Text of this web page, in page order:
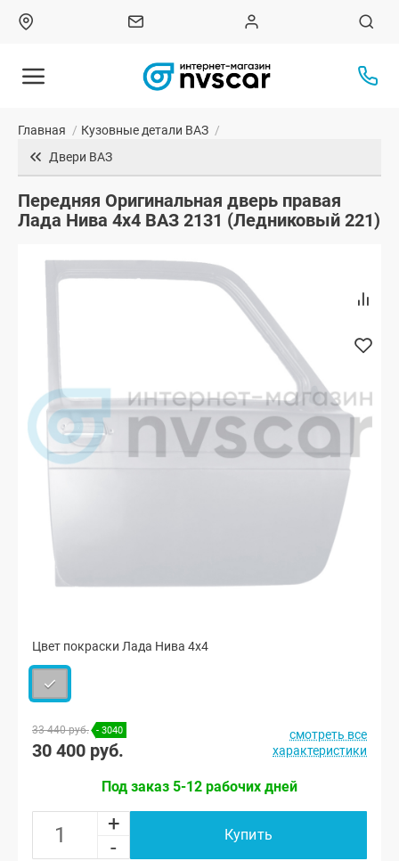
Главная / Кузовные детали ВАЗ /
Двери ВАЗ
Передняя Оригинальная дверь правая
Лада Нива 4х4 ВАЗ 2131 (Ледниковый 221)
Цвет покраски Лада Нива 4х4
33 440 руб. - 3040
30 400 руб.
смотреть все
характеристики
Под заказ 5-12 рабочих дней
+
-
Купить